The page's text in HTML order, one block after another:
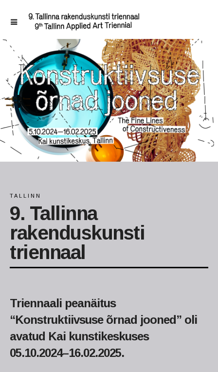
TALLINN
9. Tallinna
rakenduskunsti
triennaal
Triennaali peanäitus
“Konstruktiivsuse õrnad jooned” oli
avatud Kai kunstikeskuses
05.10.2024–16.02.2025.